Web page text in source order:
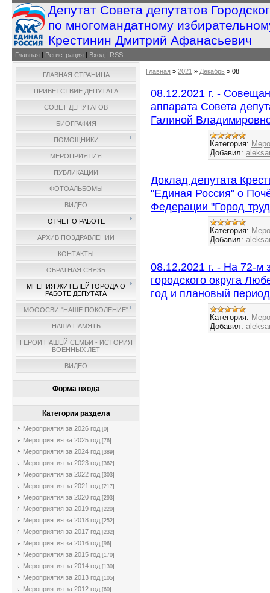
Депутат Совета депутатов
по многомандатному
Крестинин Дмитрий Афанасьевич
Главная | Регистрация | Вход | RSS
ГЛАВНАЯ СТРАНИЦА
ПРИВЕТСТВИЕ ДЕПУТАТА
СОВЕТ ДЕПУТАТОВ
БИОГРАФИЯ
ПОМОЩНИКИ
МЕРОПРИЯТИЯ
ПУБЛИКАЦИИ
ФОТОАЛЬБОМЫ
ВИДЕО
ОТЧЕТ О РАБОТЕ
АРХИВ ПОЗДРАВЛЕНИЙ
КОНТАКТЫ
ОБРАТНАЯ СВЯЗЬ
МНЕНИЯ ЖИТЕЛЕЙ ГОРОДА О
РАБОТЕ ДЕПУТАТА
МОООСВИ "НАШЕ ПОКОЛЕНИЕ"
НАША ПАМЯТЬ
ГЕРОИ НАШЕЙ СЕМЬИ - ИСТОРИЯ
ВОЕННЫХ ЛЕТ
ВИДЕО
Форма входа
Категории раздела
Мероприятия за 2026 год [0]
Мероприятия за 2025 год [76]
Мероприятия за 2024 год [389]
Мероприятия за 2023 год [362]
Мероприятия за 2022 год [303]
Мероприятия за 2021 год [217]
Мероприятия за 2020 год [293]
Мероприятия за 2019 год [220]
Мероприятия за 2018 год [252]
Мероприятия за 2017 год [232]
Мероприятия за 2016 год [96]
Мероприятия за 2015 год [170]
Мероприятия за 2014 год [130]
Мероприятия за 2013 год [105]
Мероприятия за 2012 год [60]
Главная » 2021 » Декабрь » 08
08.12.2021 г. -
аппарата Совета
Галиной
Категория:
Добавил:
Доклад депутата
"Единая Россия" о
Федерации "Город
Категория:
Добавил:
08.12.2021 г. - На 72-м
городского округа
год и плановый
Категория:
Добавил: